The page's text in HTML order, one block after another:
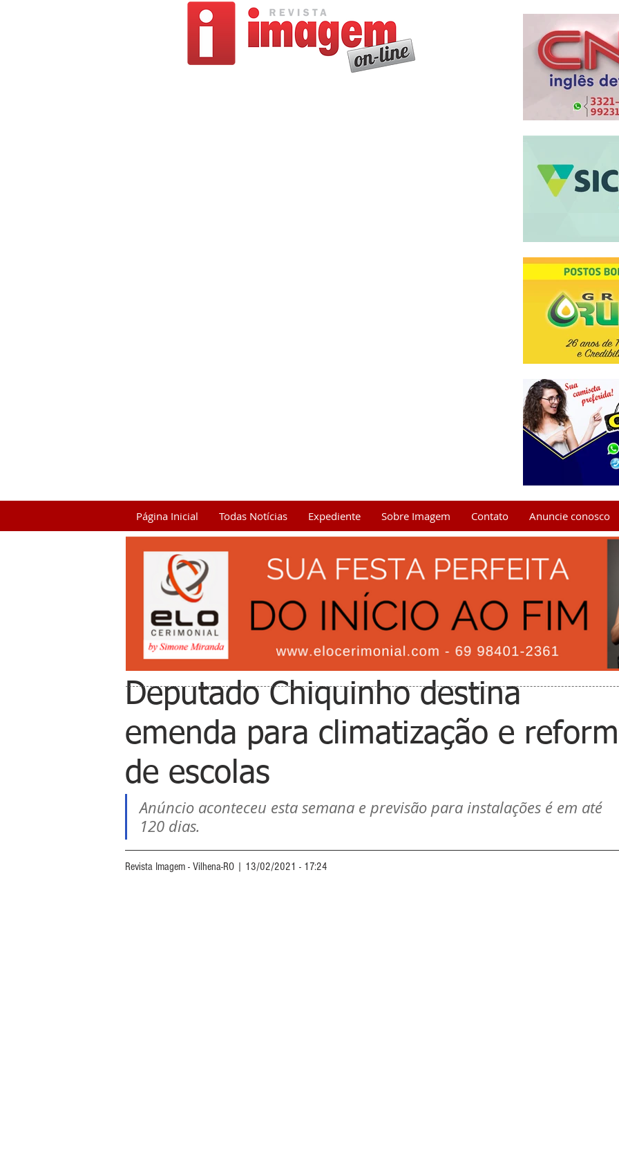
Página Inicial Todas Notícias Expediente Sobre Imagem Contato Anuncie conosco
Deputado Chiquinho destina
emenda para climatização e
de escolas
Anúncio aconteceu esta semana e previsão para instalações é em até
120 dias.
Revista Imagem - Vilhena-RO | 13/02/2021 - 17:24